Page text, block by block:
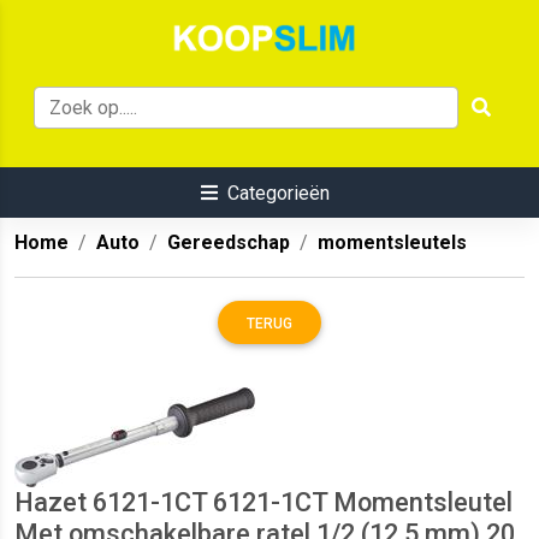
Categorieën
Home Auto Gereedschap momentsleutels
TERUG
Hazet 6121-1CT 6121-1CT Momentsleutel